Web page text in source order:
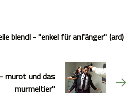
blendl - "enkel für anfänger" (ard)
murot und das
murmeltier"